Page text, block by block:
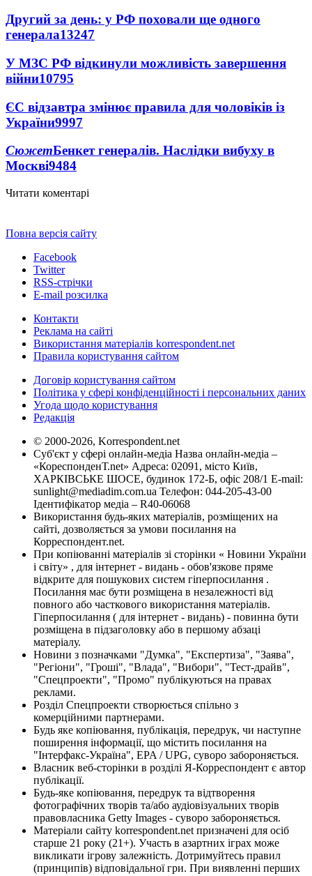
Другий за день: у РФ поховали ще одного
генерала13247
У МЗС РФ відкинули можливість завершення
війни10795
ЄС відзавтра змінює правила для чоловіків із
України9997
СюжетБенкет генералів. Наслідки вибуху в
Москві9484
Читати коментарі
Повна версія сайту
Facebook
Twitter
RSS-стрічки
E-mail розсилка
Контакти
Реклама на сайті
Використання матеріалів korrespondent.net
Правила користування сайтом
Договір користування сайтом
Політика у сфері конфіденційності і персональних даних
Угода щодо користування
Редакція
© 2000-2026, Korrespondent.net
Суб'єкт у сфері онлайн-медіа Назва онлайн-медіа –
«КореспонденТ.net» Адреса: 02091, місто Київ,
ХАРКІВСЬКЕ ШОСЕ, будинок 172-Б, офіс 208/1 E-mail:
sunlight@mediadim.com.ua Телефон: 044-205-43-00
Ідентифікатор медіа – R40-06068
Використання будь-яких матеріалів, розміщених на
сайті, дозволяється за умови посилання на
Корреспондент.net.
При копіюванні матеріалів зі сторінки « Новини України
і світу» , для інтернет - видань - обов'язкове пряме
відкрите для пошукових систем гіперпосилання .
Посилання має бути розміщена в незалежності від
повного або часткового використання матеріалів.
Гіперпосилання ( для інтернет - видань) - повинна бути
розміщена в підзаголовку або в першому абзаці
матеріалу.
Новини з позначками "Думка", "Експертиза", "Заява",
"Регіони", "Гроші", "Влада", "Вибори", "Тест-драйв",
"Спецпроекти", "Промо" публікуються на правах
реклами.
Розділ Спецпроекти створюється спільно з
комерційними партнерами.
Будь яке копіювання, публікація, передрук, чи наступне
поширення інформації, що містить посилання на
"Інтерфакс-Україна", EPA / UPG, суворо забороняється.
Власник веб-сторінки в розділі Я-Корреспондент є автор
публікації.
Будь-яке копіювання, передрук та відтворення
фотографічних творів та/або аудіовізуальних творів
правовласника Getty Images - суворо забороняється.
Матеріали сайту korrespondent.net призначені для осіб
старше 21 року (21+). Участь в азартних іграх може
викликати ігрову залежність. Дотримуйтесь правил
(принципів) відповідальної гри. При виявленні перших